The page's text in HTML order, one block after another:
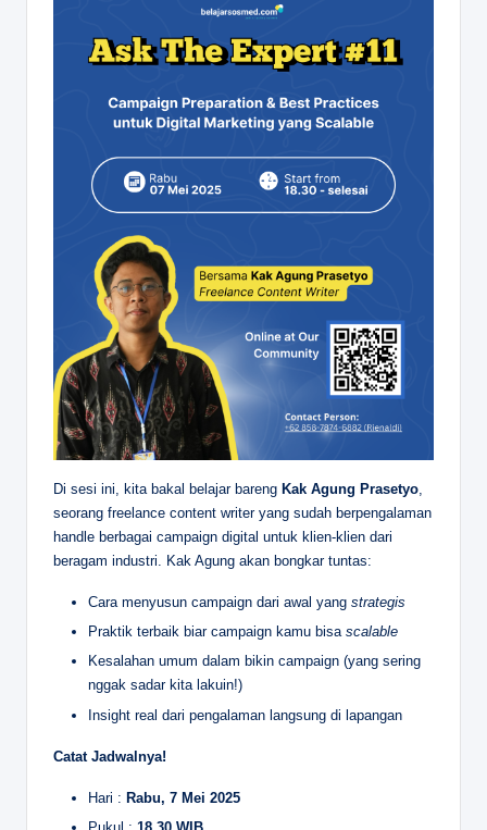
Di sesi ini, kita bakal belajar bareng Kak Agung Prasetyo,
seorang freelance content writer yang sudah berpengalaman
handle berbagai campaign digital untuk klien-klien dari
beragam industri. Kak Agung akan bongkar tuntas:
Cara menyusun campaign dari awal yang strategis
Praktik terbaik biar campaign kamu bisa scalable
Kesalahan umum dalam bikin campaign (yang sering
nggak sadar kita lakuin!)
Insight real dari pengalaman langsung di lapangan
Catat Jadwalnya!
Hari : Rabu, 7 Mei 2025